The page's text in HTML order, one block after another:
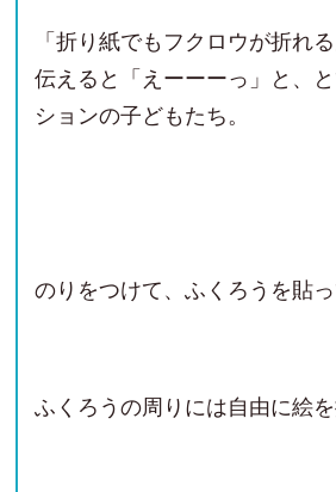
「折り紙でもフクロウが折れ
伝えると「えーーーっ」と、
ションの子どもたち。
のりをつけて、ふくろうを貼
ふくろうの周りには自由に絵